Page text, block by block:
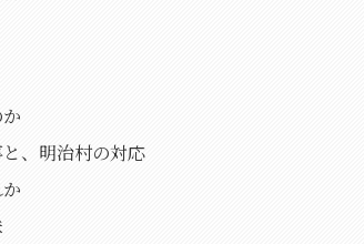
、明治村の対応